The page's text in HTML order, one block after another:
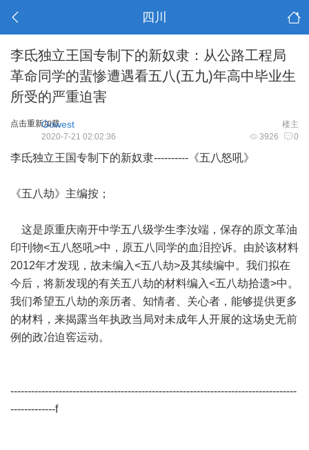
四川
李氐独立王国专制下的新奴隶：从公路工程局
革命同学的蜚惨遭遇看五八(五九)年高中毕业生
所受的严重迫害
点击重新加载 楼主
Gowest
3926 0
2020-7-21 02:02:36
李氐独立王国专制下的新奴隶----------《五八怒吼》
《五八劫》主编按；
这是原重庆南开中学五八级学生李汝端，保存的原文革油
印刊物<五八怒吼>中，原五八同学的血泪控诉。由於该材料
2012年才发现，故未编入<五八劫>及其续编中。我们拟在
今后，将新发现的有关五八劫的材料编入<五八劫拾遗>中。
我们希望五八劫的亲历者、知情者、关心者，能够提供更多
的材料，来揭露当年执政当局对未成年人开展的这场史无前
例的政冶迫窖运动。
-----------------------------------------------------------------------------------
-------------f